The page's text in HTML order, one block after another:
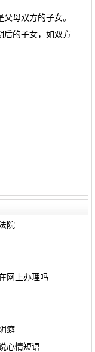
母双方的子女。
后的子女，如双方
院
网上办理吗
癖
心情短语